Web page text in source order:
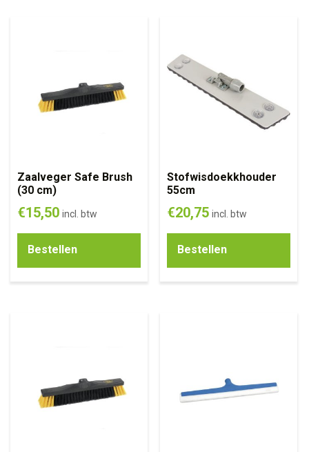
Zaalveger Safe Brush
(30 cm)
€15,50 incl. btw
Bestellen
Stofwisdoekkhouder
55cm
€20,75 incl. btw
Bestellen